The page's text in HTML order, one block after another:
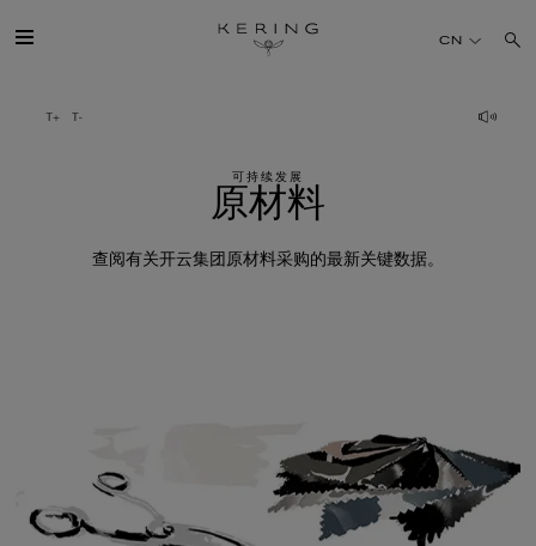
材
旗下品牌
人才
媒体
CN
可持续发展
原材料
查阅有关开云集团原材料采购的最新关键数据。